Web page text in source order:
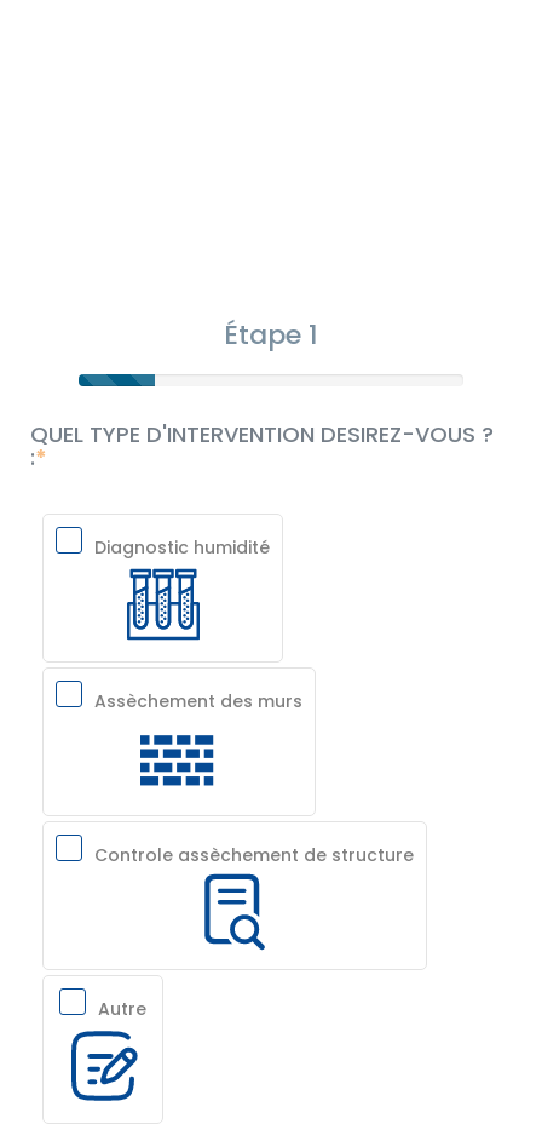
Étape 1
QUEL TYPE D'INTERVENTION DESIREZ-VOUS ?
:
Diagnostic humidité
Assèchement des murs
Controle assèchement de structure
Autre